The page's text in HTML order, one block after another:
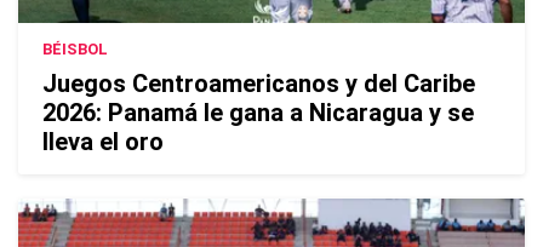
BÉISBOL
Juegos Centroamericanos y del Caribe
2026: Panamá le gana a Nicaragua y se
lleva el oro